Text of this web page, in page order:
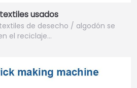
usados
de desecho / algodón se
el reciclaje…